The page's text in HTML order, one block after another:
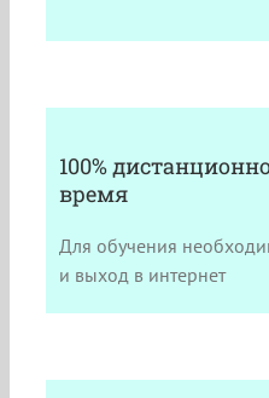
100%
время
Для обучения
и выход в интернет